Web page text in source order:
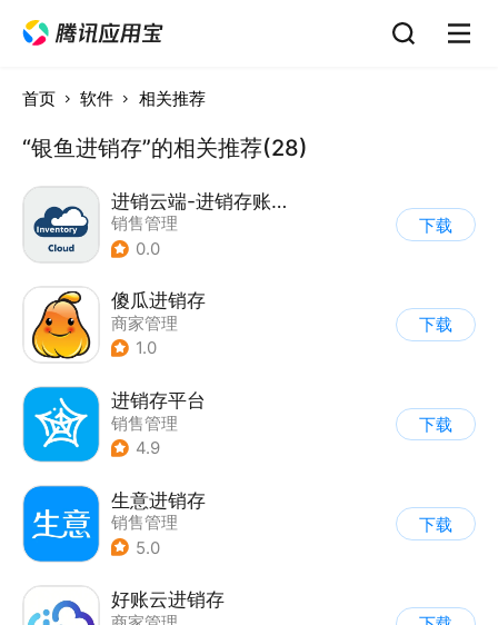
首页 软件 相关推荐
“银鱼进销存”的相关推荐(28)
进销云端-进销存账单库存管理
销售管理
0.0
下载
傻瓜进销存
商家管理
1.0
下载
进销存平台
销售管理
4.9
下载
生意进销存
销售管理
5.0
下载
好账云进销存